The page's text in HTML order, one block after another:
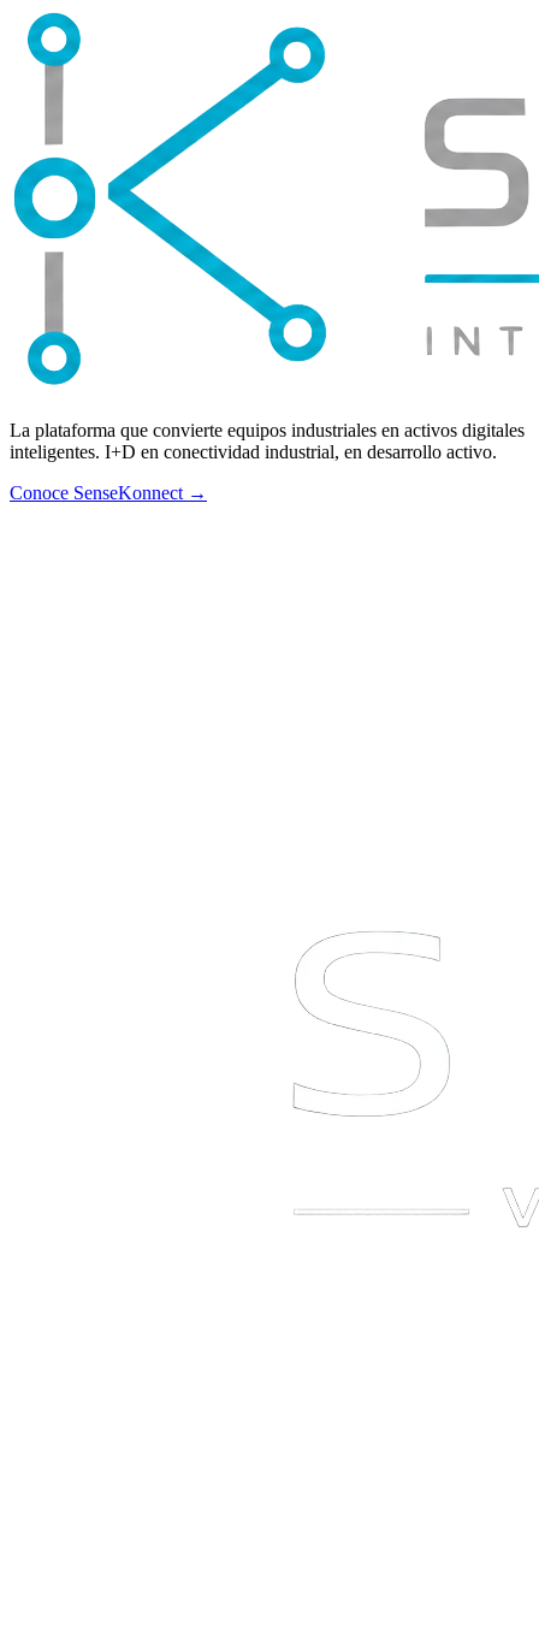
La plataforma que convierte equipos industriales en activos digitales
inteligentes. I+D en conectividad industrial, en desarrollo activo.
Conoce SenseKonnect →